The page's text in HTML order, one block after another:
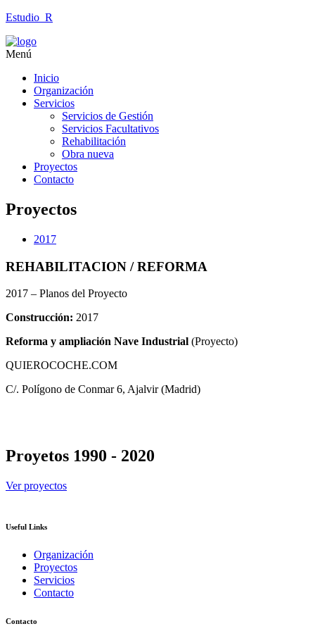
Estudio_R
Menú
Inicio
Organización
Servicios
Servicios de Gestión
Servicios Facultativos
Rehabilitación
Obra nueva
Proyectos
Contacto
Proyectos
2017
REHABILITACION / REFORMA
2017 – Planos del Proyecto
Construcción: 2017
Reforma y ampliación Nave Industrial (Proyecto)
QUIEROCOCHE.COM
C/. Polígono de Conmar 6, Ajalvir (Madrid)
Proyetos 1990 - 2020
Ver proyectos
Useful Links
Organización
Proyectos
Servicios
Contacto
Contacto